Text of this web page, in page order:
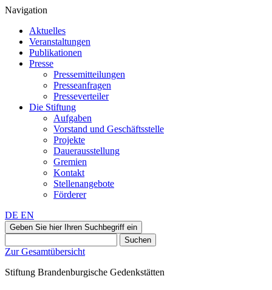
Navigation
Aktuelles
Veranstaltungen
Publikationen
Presse
Pressemitteilungen
Presseanfragen
Presseverteiler
Die Stiftung
Aufgaben
Vorstand und Geschäftsstelle
Projekte
Dauerausstellung
Gremien
Kontakt
Stellenangebote
Förderer
DE EN
Geben Sie hier Ihren Suchbegriff ein
Suchen
Zur Gesamtübersicht
Stiftung Brandenburgische Gedenkstätten